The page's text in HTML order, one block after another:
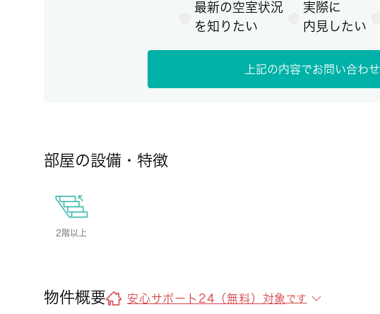
最新の空室状況
を知りたい
実際に
内見したい
上記の内容でお問い合わせ
部屋の設備・特徴
2階以上
物件概要 安心サポート24（無料）対象 です